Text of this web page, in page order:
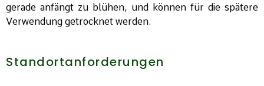
gerade anfängt zu blühen, und können für die spätere
Verwendung getrocknet werden.
Standortanforderungen